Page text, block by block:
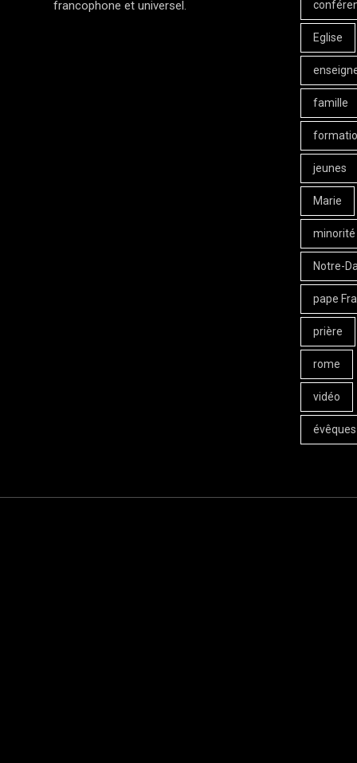
francophone et universel.
Eglise
famille
jeunes
Marie
Notre-
pape
prière
rome
vidéo
évêques